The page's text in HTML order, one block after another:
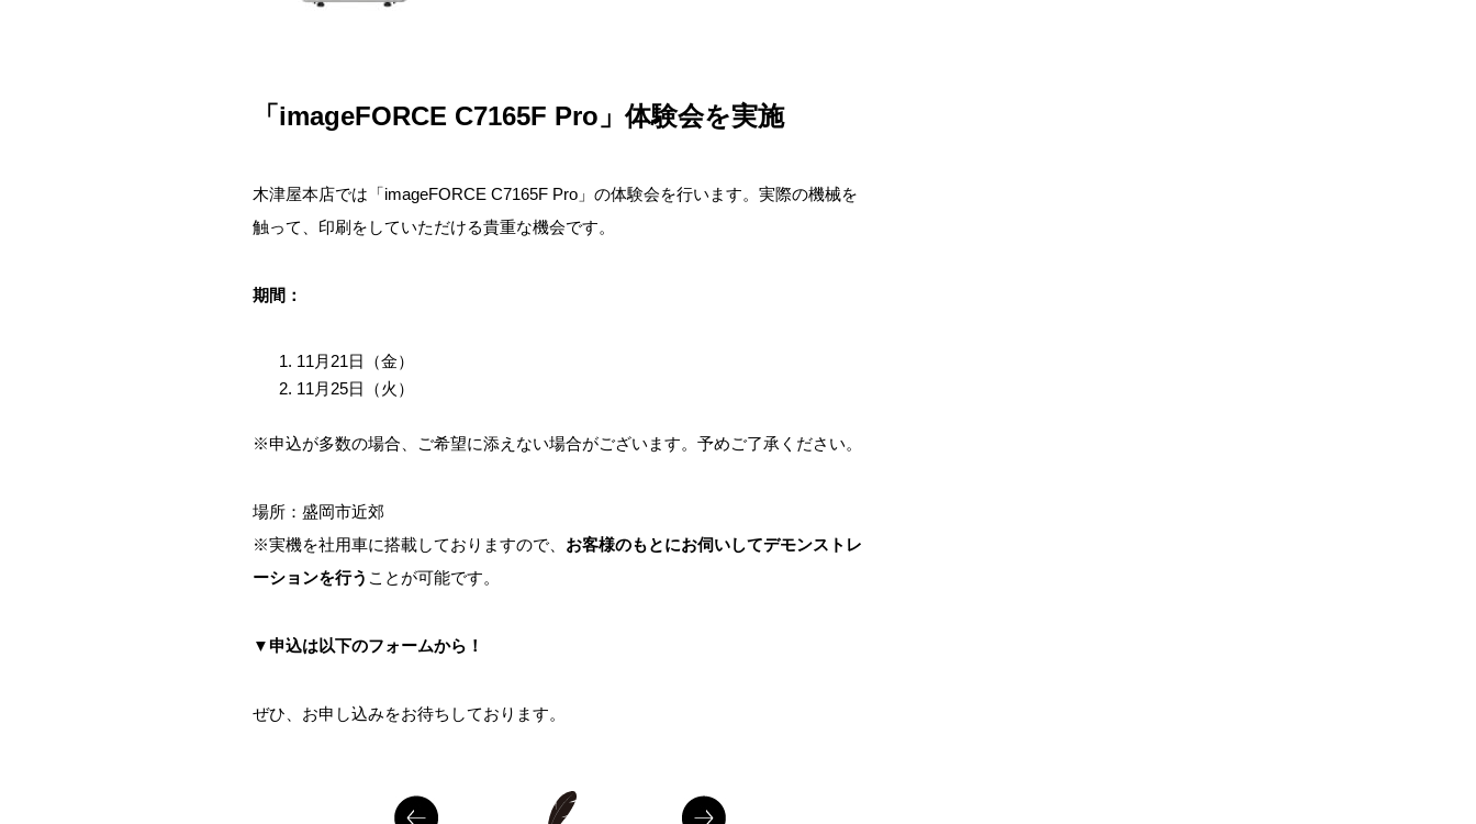
「imageFORCE C7165F Pro」体験会を実施
木津屋本店では「imageFORCE C7165F Pro」の体験会を行います。実際の機械を
触って、印刷をしていただける貴重な機会です。
期間：
11月21日（金）
11月25日（火）
※申込が多数の場合、ご希望に添えない場合がございます。予めご了承ください。
場所：盛岡市近郊
※実機を社用車に搭載しておりますので、 お客様のもとにお伺いしてデモンストレ
ーションを行う ことが可能です。
▼申込は以下のフォームから！
ぜひ、お申し込みをお待ちしております。